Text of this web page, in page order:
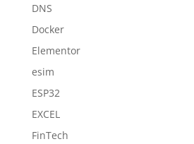
DNS
Docker
Elementor
esim
ESP32
EXCEL
FinTech